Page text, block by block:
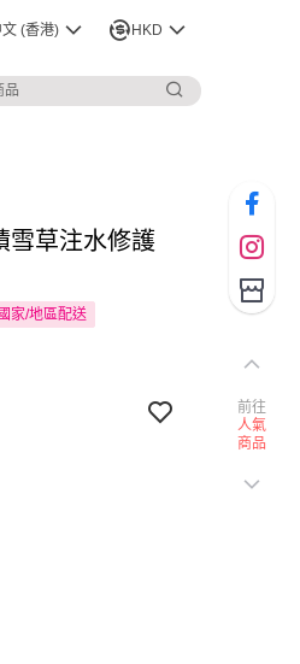
文 (香港) HKD
雪草注水修護
家/地區配送
前往
人氣
商品